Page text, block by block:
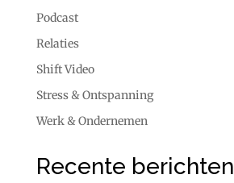
Podcast
Relaties
Shift Video
Stress & Ontspanning
Werk & Ondernemen
Recente berichten